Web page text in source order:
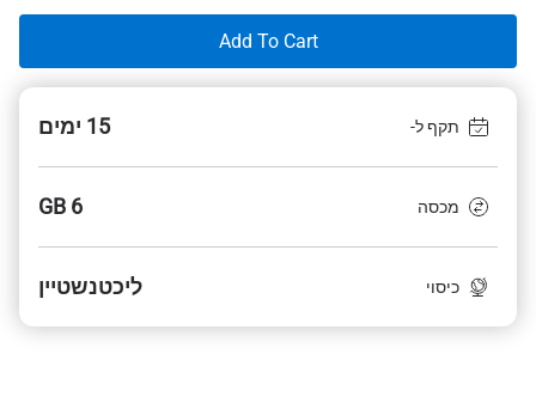
Add To Cart
תקף ל- 15 ימים
מכסה 6 GB
כיסוי ליכטנשטיין